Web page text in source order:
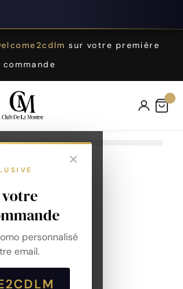
sur votre première
commande
votre
personnalisé
email.